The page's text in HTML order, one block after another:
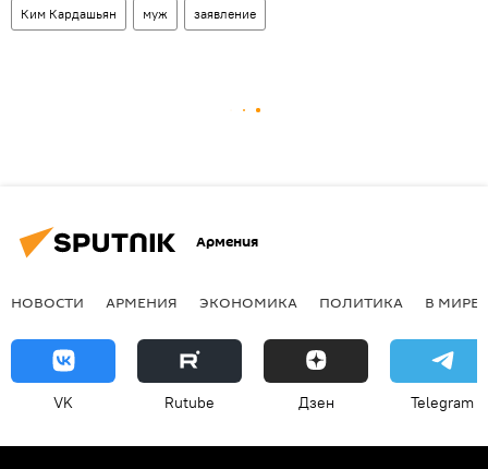
Ким Кардашьян муж заявление
Армения
НОВОСТИ АРМЕНИЯ ЭКОНОМИКА ПОЛИТИКА В МИРЕ
VK Rutube Дзен Telegram